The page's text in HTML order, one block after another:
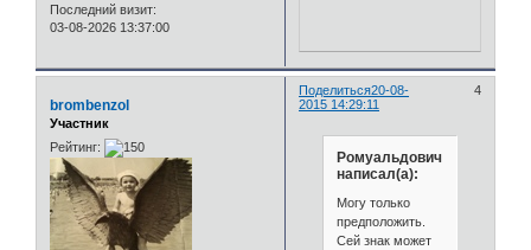
Последний визит:
03-08-2026 13:37:00
Поделиться 4
20-08-
2015 14:29:11
brombenzol
Участник
Рейтинг:
Ромуальдович
написал(а):
Могу только
предположить.
Сей знак может